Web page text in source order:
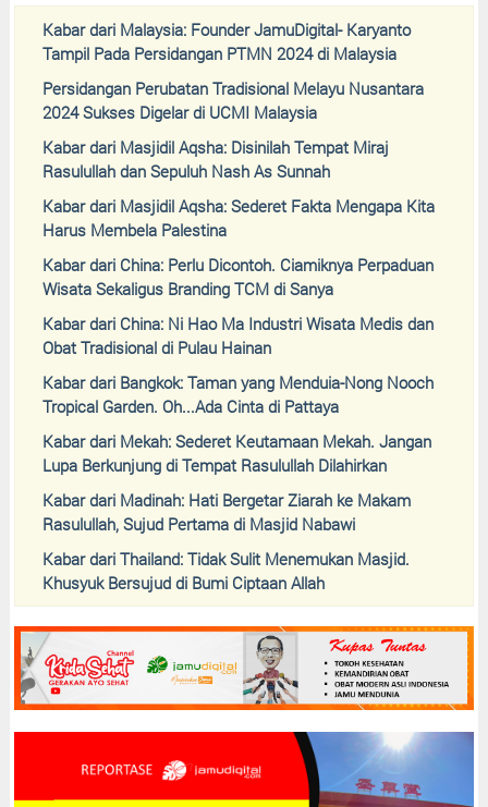
Kabar dari Malaysia: Founder JamuDigital- Karyanto
Tampil Pada Persidangan PTMN 2024 di Malaysia
Persidangan Perubatan Tradisional Melayu Nusantara
2024 Sukses Digelar di UCMI Malaysia
Kabar dari Masjidil Aqsha: Disinilah Tempat Miraj
Rasulullah dan Sepuluh Nash As Sunnah
Kabar dari Masjidil Aqsha: Sederet Fakta Mengapa Kita
Harus Membela Palestina
Kabar dari China: Perlu Dicontoh. Ciamiknya Perpaduan
Wisata Sekaligus Branding TCM di Sanya
Kabar dari China: Ni Hao Ma Industri Wisata Medis dan
Obat Tradisional di Pulau Hainan
Kabar dari Bangkok: Taman yang Menduia-Nong Nooch
Tropical Garden. Oh...Ada Cinta di Pattaya
Kabar dari Mekah: Sederet Keutamaan Mekah. Jangan
Lupa Berkunjung di Tempat Rasulullah Dilahirkan
Kabar dari Madinah: Hati Bergetar Ziarah ke Makam
Rasulullah, Sujud Pertama di Masjid Nabawi
Kabar dari Thailand: Tidak Sulit Menemukan Masjid.
Khusyuk Bersujud di Bumi Ciptaan Allah